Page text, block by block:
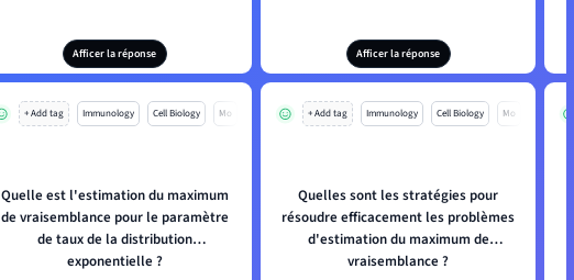
Afficer la réponse Afficer la réponse
+ Add tag Immunology Cell Biology Mo
Quelle est l'estimation du maximum
de vraisemblance pour le paramètre
de taux de la distribution
exponentielle ?
+ Add tag Immunology Cell Biology Mo
Quelles sont les stratégies pour
résoudre efficacement les problèmes
d'estimation du maximum de
vraisemblance ?